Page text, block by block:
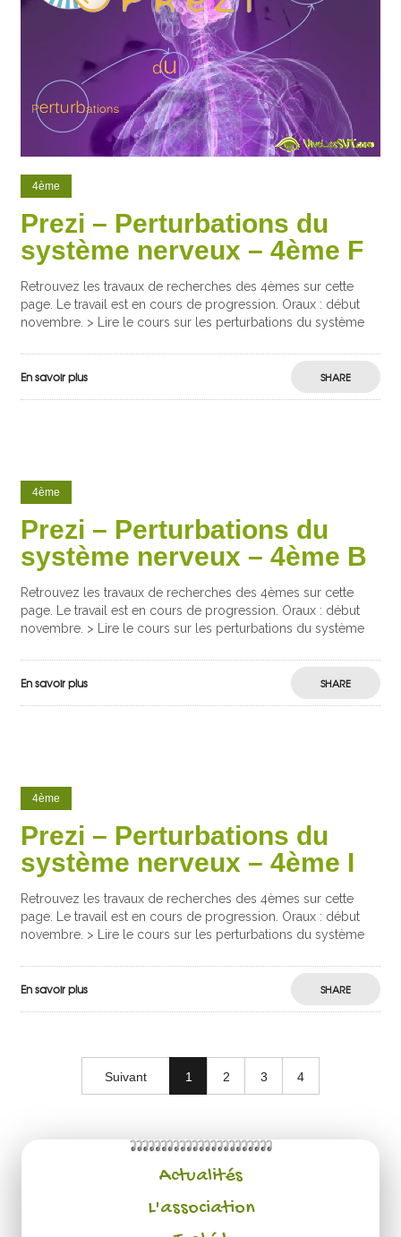
4ème
Prezi – Perturbations du
système nerveux – 4ème F
Retrouvez les travaux de recherches des 4èmes sur cette
page. Le travail est en cours de progression. Oraux : début
novembre. > Lire le cours sur les perturbations du système
En savoir plus SHARE
4ème
Prezi – Perturbations du
système nerveux – 4ème B
Retrouvez les travaux de recherches des 4èmes sur cette
page. Le travail est en cours de progression. Oraux : début
novembre. > Lire le cours sur les perturbations du système
En savoir plus SHARE
4ème
Prezi – Perturbations du
système nerveux – 4ème I
Retrouvez les travaux de recherches des 4èmes sur cette
page. Le travail est en cours de progression. Oraux : début
novembre. > Lire le cours sur les perturbations du système
En savoir plus SHARE
Suivant 1 2 3 4
Actualités
L'association